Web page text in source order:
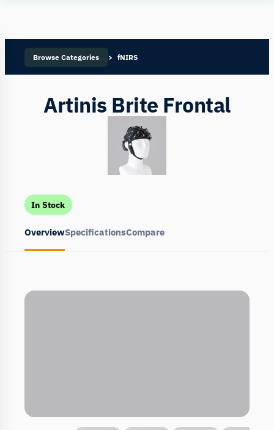
Browse Categories fNIRS
Artinis Brite Frontal
In Stock
OverviewSpecificationsCompare